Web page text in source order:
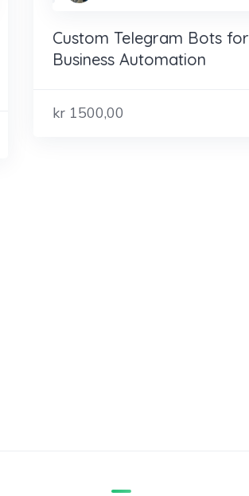
Custom Telegram Bots for
Business Automation
kr 1500,00